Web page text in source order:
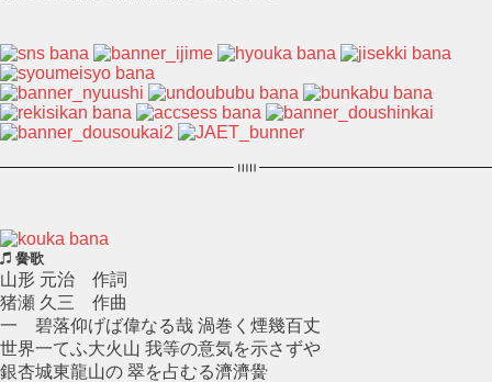
黌歌
山形 元治 作詞
猪瀬 久三 作曲
一 碧落仰げば偉なる哉 渦巻く煙幾百丈
世界一てふ大火山 我等の意気を示さずや
銀杏城東龍山の 翠を占むる濟濟黌